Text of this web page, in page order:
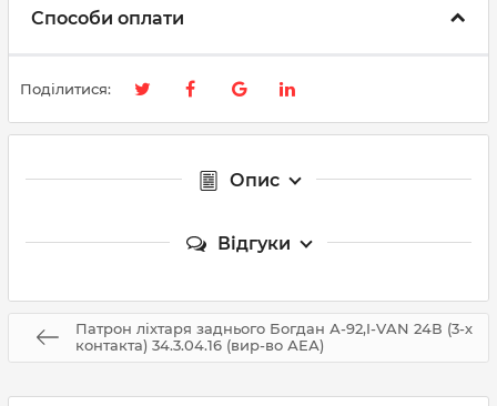
Способи оплати
Поділитися:
Опис
Відгуки
Патрон ліхтаря заднього Богдан А-92,I-VAN 24В (3-х
контакта) 34.3.04.16 (вир-во АЕА)